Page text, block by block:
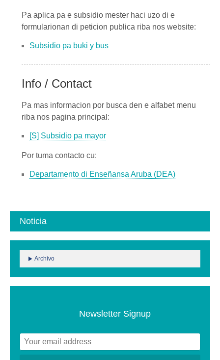
Pa aplica pa e subsidio mester haci uzo di e
formularionan di peticion publica riba nos website:
Subsidio pa buki y bus
Info / Contact
Pa mas informacion por busca den e alfabet menu
riba nos pagina principal:
[S] Subsidio pa mayor
Por tuma contacto cu:
Departamento di Enseñansa Aruba (DEA)
Noticia
Archivo
Newsletter Signup